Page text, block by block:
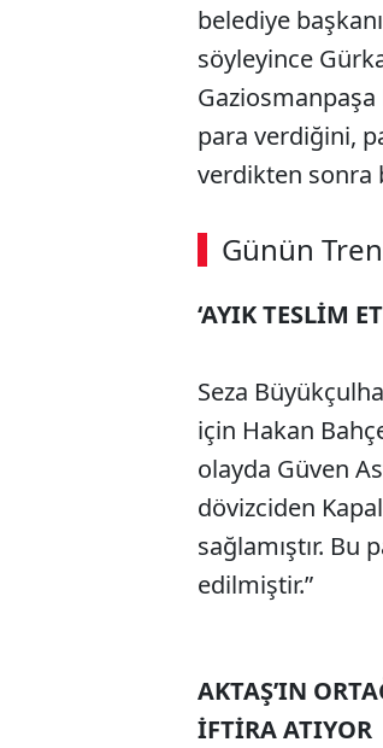
belediye
söyleyince
Gaziosmanpaşa
para verdiğini,
verdikten sonra
Günün
‘AYIK TESLİM
Seza
için Hakan
olayda Güven
dövizciden
sağlamıştır. Bu
edilmiştir.”
AKTAŞ’IN
İFTİRA ATIYOR